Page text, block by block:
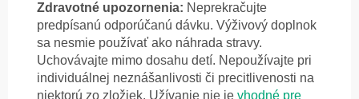
Zdravotné upozornenia: Neprekračujte
predpísanú odporúčanú dávku. Výživový doplnok
sa nesmie používať ako náhrada stravy.
Uchovávajte mimo dosahu detí. Nepoužívajte pri
individuálnej neznášanlivosti či precitlivenosti na
niektorú zo zložiek. Užívanie nie je vhodné pre